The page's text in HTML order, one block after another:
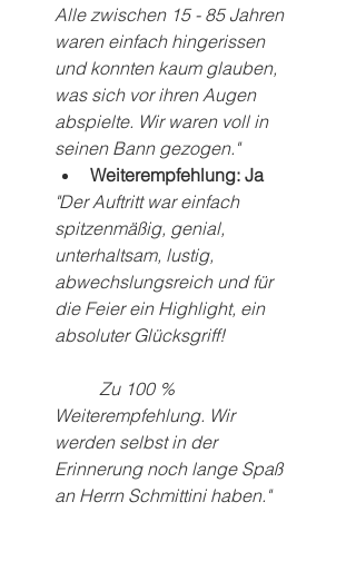
Alle zwischen 15 - 85 Jahren
waren einfach hingerissen
und konnten kaum glauben,
was sich vor ihren Augen
abspielte. Wir waren voll in
seinen Bann gezogen."
Weiterempfehlung: Ja
"Der Auftritt war einfach
spitzenmäßig, genial,
unterhaltsam, lustig,
abwechslungsreich und für
die Feier ein Highlight, ein
absoluter Glücksgriff!
Weiterempfehlung. Wir
werden selbst in der
Erinnerung noch lange Spaß
an Herrn Schmittini haben."